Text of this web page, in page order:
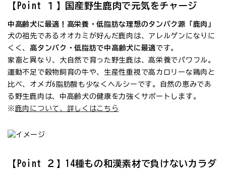
【Point １】国産野生鹿肉で元気をチャージ
中高齢犬に最適！高栄養・低脂肪な理想のタンパク源「鹿肉」
犬の祖先であるオオカミが好んだ鹿肉は、アレルゲンになりに
くく、 高タンパク・低脂肪で中高齢犬に最適 です。
家畜と異なり、大自然で育った野生鹿は、高栄養でパワフル。
運動不足で穀物飼育の牛や、生産性重視で高カロリーな鶏肉と
比べ、オメガ6脂肪酸も少なくヘルシーです。自然の恵みであ
る野生鹿肉は、中高齢犬の健康を力強くサポートします。
※鹿肉について、詳しくはこちら
【Point ２】14種もの和漢素材で負けないカラダ